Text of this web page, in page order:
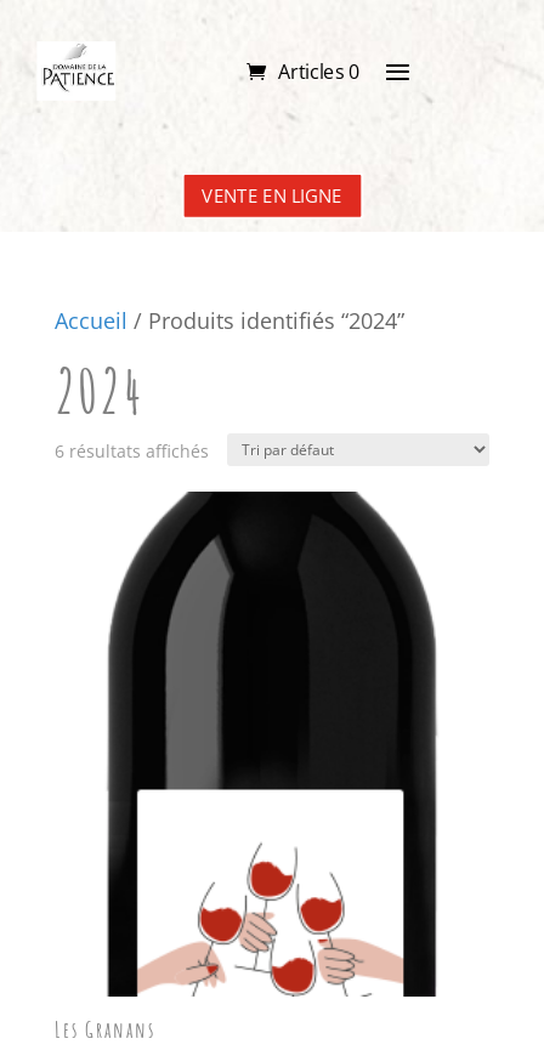
Articles 0
VENTE EN LIGNE
Accueil / Produits identifiés “2024”
2024
6 résultats affichés
Les Granans